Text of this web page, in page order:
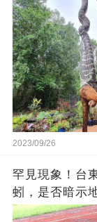
2023/09/26
罕見現象！台
蚓，是否暗示